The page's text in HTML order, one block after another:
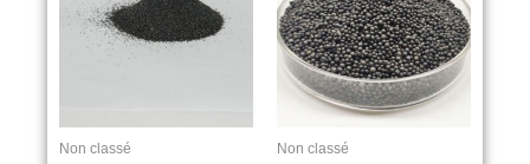
Non classé Non classé